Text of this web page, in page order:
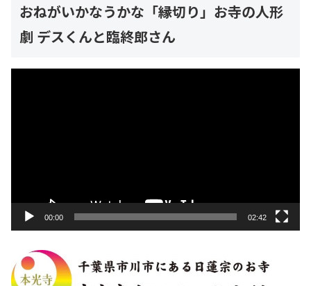
おねがいかなうかな「縁切り」お寺の人形
劇 デスくんと臨終郎さん
00:00 02:42